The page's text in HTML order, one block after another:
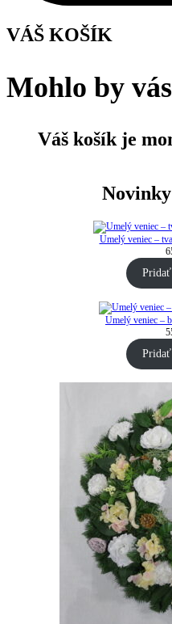
VÁŠ KOŠÍK
Mohlo by
Váš košík je
Umelý veniec –
Umelý veniec –